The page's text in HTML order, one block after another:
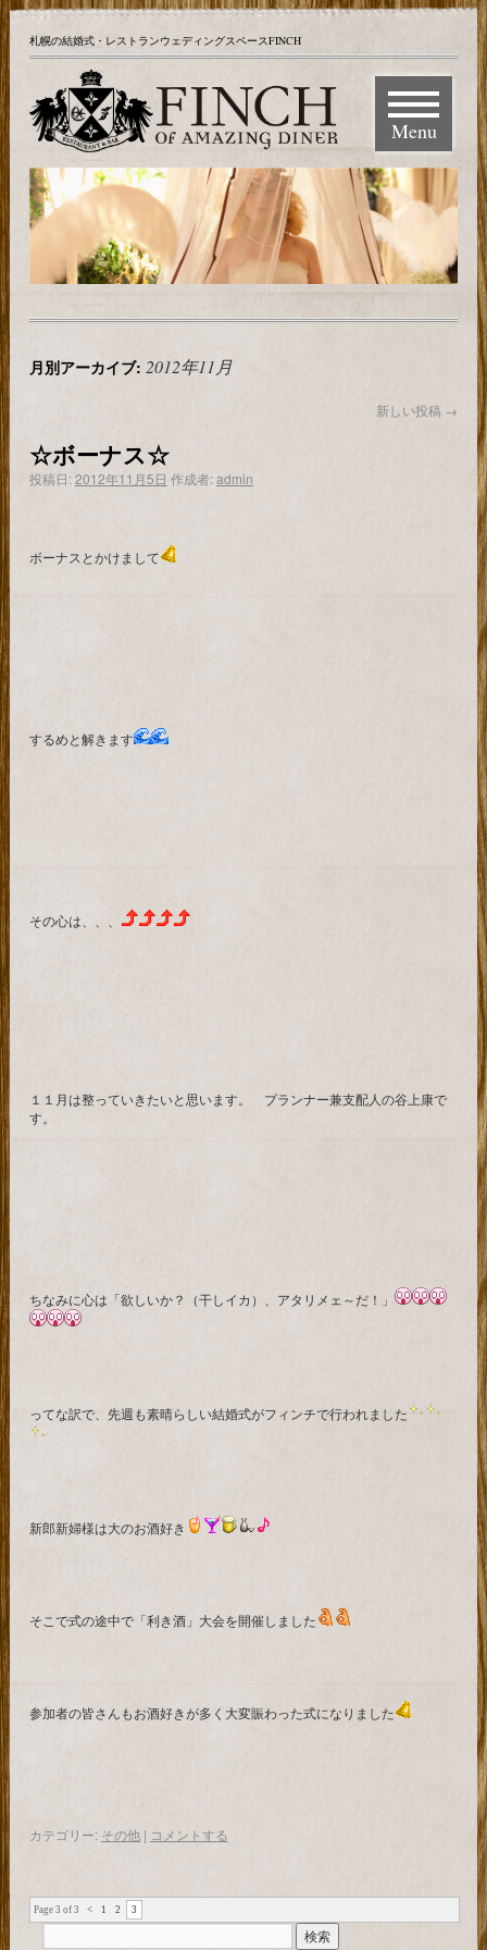
札幌の結婚式・レストランウェディングスペースFINCH
Menu
月別アーカイブ: 2012年11月
新しい投稿 →
☆ボーナス☆
投稿日:2012年11月5日 作成者:admin
ボーナスとかけまして
するめと解きます
その心は、、、
１１月は整っていきたいと思います。 プランナー兼支配人の谷上康で
す。
ちなみに心は「欲しいか？（干しイカ）、アタリメェ～だ！」
ってな訳で、先週も素晴らしい結婚式がフィンチで行われました
新郎新婦様は大のお酒好き
そこで式の途中で「利き酒」大会を開催しました
参加者の皆さんもお酒好きが多く大変賑わった式になりました
カテゴリー: その他 | コメントする
Page 3 of 3 < 1 2 3